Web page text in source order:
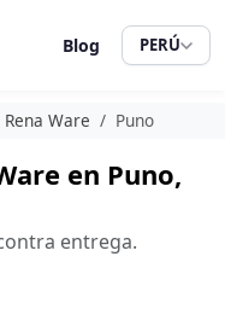
Blog PERÚ
Ware Puno
en Puno,
entrega.